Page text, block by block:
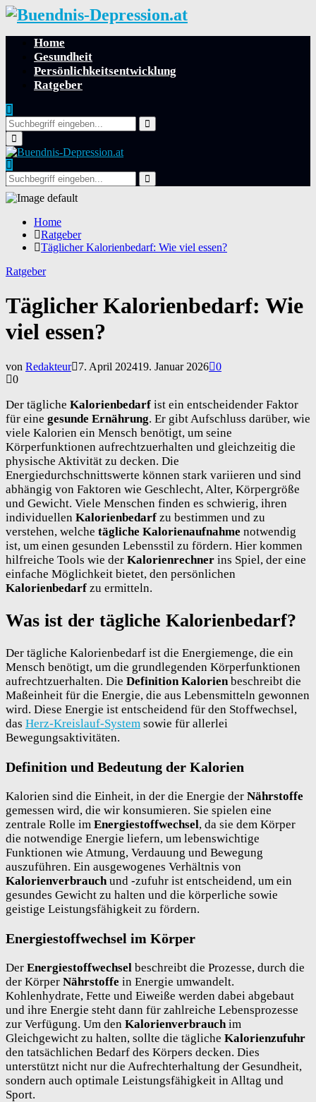
Home
Gesundheit
Persönlichkeitsentwicklung
Ratgeber
Search
for:
Search
Primary
Menu
Search
for:
Search
Home
Ratgeber
Täglicher Kalorienbedarf: Wie viel essen?
Ratgeber
Täglicher Kalorienbedarf: Wie
viel essen?
von Redakteur 7. April 202419. Januar 2026 0
0
Der tägliche Kalorienbedarf ist ein entscheidender Faktor
für eine gesunde Ernährung. Er gibt Aufschluss darüber, wie
viele Kalorien ein Mensch benötigt, um seine
Körperfunktionen aufrechtzuerhalten und gleichzeitig die
physische Aktivität zu decken. Die
Energiedurchschnittswerte können stark variieren und sind
abhängig von Faktoren wie Geschlecht, Alter, Körpergröße
und Gewicht. Viele Menschen finden es schwierig, ihren
individuellen Kalorienbedarf zu bestimmen und zu
verstehen, welche tägliche Kalorienaufnahme notwendig
ist, um einen gesunden Lebensstil zu fördern. Hier kommen
hilfreiche Tools wie der Kalorienrechner ins Spiel, der eine
einfache Möglichkeit bietet, den persönlichen
Kalorienbedarf zu ermitteln.
Was ist der tägliche Kalorienbedarf?
Der tägliche Kalorienbedarf ist die Energiemenge, die ein
Mensch benötigt, um die grundlegenden Körperfunktionen
aufrechtzuerhalten. Die Definition Kalorienbeschreibt die
Maßeinheit für die Energie, die aus Lebensmitteln gewonnen
wird. Diese Energie ist entscheidend für den Stoffwechsel,
das Herz-Kreislauf-System sowie für allerlei
Bewegungsaktivitäten.
Definition und Bedeutung der Kalorien
Kalorien sind die Einheit, in der die Energie der Nährstoffe
gemessen wird, die wir konsumieren. Sie spielen eine
zentrale Rolle im Energiestoffwechsel, da sie dem Körper
die notwendige Energie liefern, um lebenswichtige
Funktionen wie Atmung, Verdauung und Bewegung
auszuführen. Ein ausgewogenes Verhältnis von
Kalorienverbrauchund -zufuhr ist entscheidend, um ein
gesundes Gewicht zu halten und die körperliche sowie
geistige Leistungsfähigkeit zu fördern.
Energiestoffwechsel im Körper
Der Energiestoffwechsel beschreibt die Prozesse, durch die
der Körper Nährstoffe in Energie umwandelt.
Kohlenhydrate, Fette und Eiweiße werden dabei abgebaut
und ihre Energie steht dann für zahlreiche Lebensprozesse
zur Verfügung. Um den Kalorienverbrauch im
Gleichgewicht zu halten, sollte die tägliche Kalorienzufuhr
den tatsächlichen Bedarf des Körpers decken. Dies
unterstützt nicht nur die Aufrechterhaltung der Gesundheit,
sondern auch optimale Leistungsfähigkeit in Alltag und
Sport.